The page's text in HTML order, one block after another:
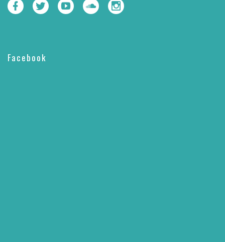
Facebook